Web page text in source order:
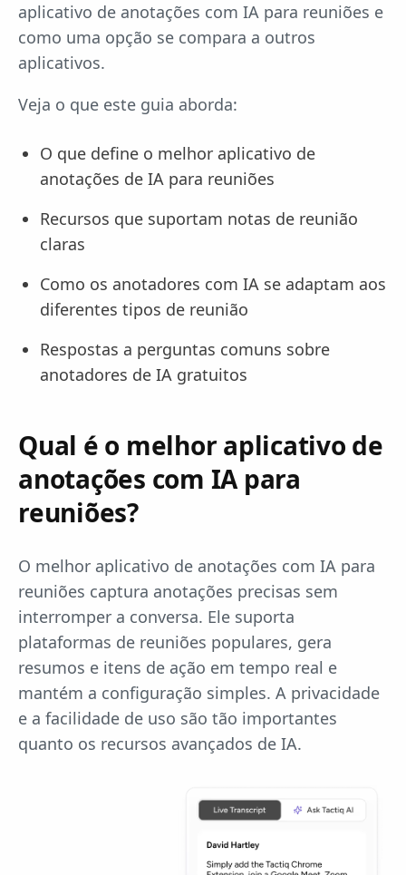
aplicativo de anotações com IA para reuniões e
como uma opção se compara a outros
aplicativos.
Veja o que este guia aborda:
O que define o melhor aplicativo de
anotações de IA para reuniões
Recursos que suportam notas de reunião
claras
Como os anotadores com IA se adaptam aos
diferentes tipos de reunião
Respostas a perguntas comuns sobre
anotadores de IA gratuitos
Qual é o melhor aplicativo de
anotações com IA para
reuniões?
O melhor aplicativo de anotações com IA para
reuniões captura anotações precisas sem
interromper a conversa. Ele suporta
plataformas de reuniões populares, gera
resumos e itens de ação em tempo real e
mantém a configuração simples. A privacidade
e a facilidade de uso são tão importantes
quanto os recursos avançados de IA.